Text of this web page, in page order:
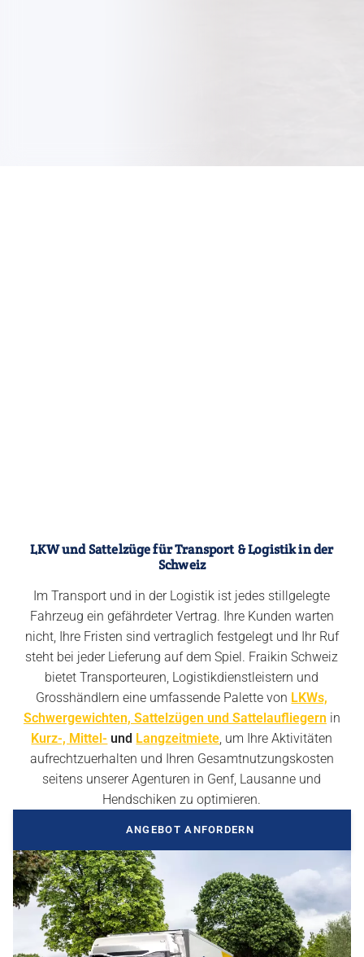
LKW und Sattelzüge für Transport & Logistik in der
Schweiz
Im Transport und in der Logistik ist jedes stillgelegte
Fahrzeug ein gefährdeter Vertrag. Ihre Kunden warten
nicht, Ihre Fristen sind vertraglich festgelegt und Ihr Ruf
steht bei jeder Lieferung auf dem Spiel. Fraikin Schweiz
bietet Transporteuren, Logistikdienstleistern und
Grosshändlern eine umfassende Palette von LKWs,
Schwergewichten, Sattelzügen und Sattelaufliegern in
Kurz-, Mittel- und Langzeitmiete, um Ihre Aktivitäten
aufrechtzuerhalten und Ihren Gesamtnutzungskosten
seitens unserer Agenturen in Genf, Lausanne und
Hendschiken zu optimieren.
ANGEBOT ANFORDERN